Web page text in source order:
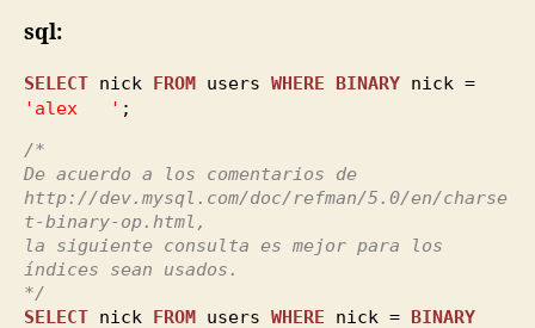
sql:
SELECT nick FROM users WHERE BINARY nick =
'alex ' ;
/*
De acuerdo a los comentarios de
http://dev.mysql.com/doc/refman/5.0/en/charse
t-binary-op.html,
la siguiente consulta es mejor para los
índices sean usados.
*/
SELECT nick FROM users WHERE nick = BINARY